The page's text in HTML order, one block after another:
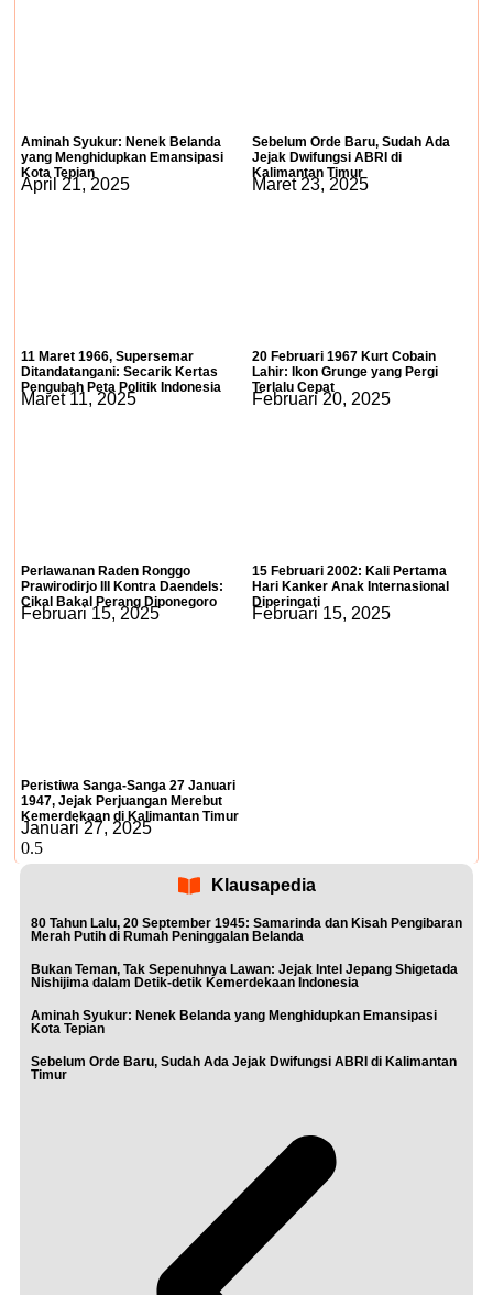
Aminah Syukur: Nenek Belanda
yang Menghidupkan Emansipasi
Kota Tepian
April 21, 2025
Sebelum Orde Baru, Sudah Ada
Jejak Dwifungsi ABRI di
Kalimantan Timur
Maret 23, 2025
11 Maret 1966, Supersemar
Ditandatangani: Secarik Kertas
Pengubah Peta Politik Indonesia
Maret 11, 2025
20 Februari 1967 Kurt Cobain
Lahir: Ikon Grunge yang Pergi
Terlalu Cepat
Februari 20, 2025
Perlawanan Raden Ronggo
Prawirodirjo III Kontra Daendels:
Cikal Bakal Perang Diponegoro
Februari 15, 2025
15 Februari 2002: Kali Pertama
Hari Kanker Anak Internasional
Diperingati
Februari 15, 2025
Peristiwa Sanga-Sanga 27 Januari
1947, Jejak Perjuangan Merebut
Kemerdekaan di Kalimantan Timur
Januari 27, 2025
Klausapedia
80 Tahun Lalu, 20 September 1945: Samarinda dan Kisah Pengibaran
Merah Putih di Rumah Peninggalan Belanda
Bukan Teman, Tak Sepenuhnya Lawan: Jejak Intel Jepang Shigetada
Nishijima dalam Detik-detik Kemerdekaan Indonesia
Aminah Syukur: Nenek Belanda yang Menghidupkan Emansipasi
Kota Tepian
Sebelum Orde Baru, Sudah Ada Jejak Dwifungsi ABRI di Kalimantan
Timur